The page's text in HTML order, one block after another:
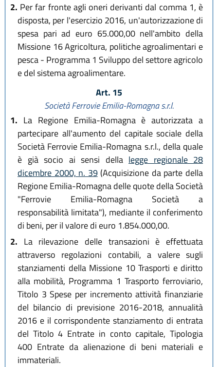
2. Per far fronte agli oneri derivanti dal comma 1, è
disposta, per l'esercizio 2016, un'autorizzazione di
spesa pari ad euro 65.000,00 nell'ambito della
Missione 16 Agricoltura, politiche agroalimentari e
pesca - Programma 1 Sviluppo del settore agricolo
e del sistema agroalimentare.
Art. 15
Società Ferrovie Emilia-Romagna s.r.l.
1. La Regione Emilia-Romagna è autorizzata a
partecipare all'aumento del capitale sociale della
Società Ferrovie Emilia-Romagna s.r.l., della quale
è già socio ai sensi della legge regionale 28
dicembre 2000, n. 39(Acquisizione da parte della
Regione Emilia-Romagna delle quote della Società
"Ferrovie Emilia-Romagna Società a
responsabilità limitata"), mediante il conferimento
di beni, per il valore di euro 1.854.000,00.
2. La rilevazione delle transazioni è effettuata
attraverso regolazioni contabili, a valere sugli
stanziamenti della Missione 10 Trasporti e diritto
alla mobilità, Programma 1 Trasporto ferroviario,
Titolo 3 Spese per incremento attività finanziarie
del bilancio di previsione 2016-2018, annualità
2016 e il corrispondente stanziamento di entrata
del Titolo 4 Entrate in conto capitale, Tipologia
400 Entrate da alienazione di beni materiali e
immateriali.